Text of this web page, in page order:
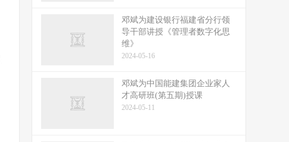
邓斌为建设银行福建省分行领
导干部讲授《管理者数字化思
维》
2024-05-16
邓斌为中国能建集团企业家人
才高研班(第五期)授课
2024-05-11